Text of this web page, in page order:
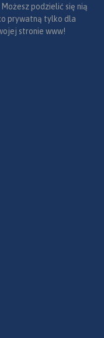
podzielić się nią
prywatną tylko dla
stronie www!